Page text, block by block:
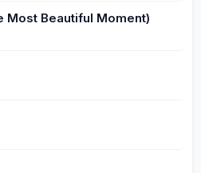
Most Beautiful Moment)